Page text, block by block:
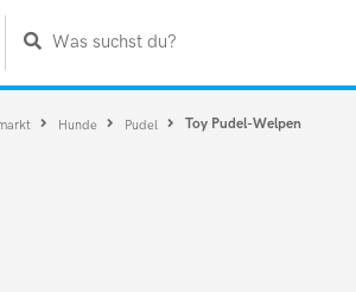
Was suchst du?
Hunde Pudel Toy Pudel-Welpen